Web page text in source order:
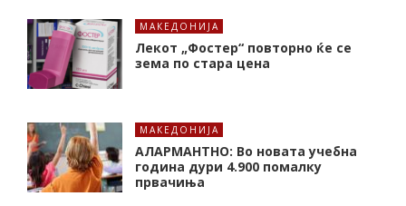
МАКЕДОНИЈА
Лекот „Фостер“ повторно ќе се
зема по стара цена
МАКЕДОНИЈА
АЛАРМАНТНО: Во новата учебна
година дури 4.900 помалку
првачиња